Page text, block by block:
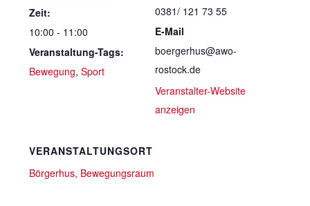
Zeit:
10:00 - 11:00
Veranstaltung-Tags:
Bewegung,Sport
0381/ 121 73 55
E-Mail
boergerhus@awo-
rostock.de
Veranstalter-Website
anzeigen
VERANSTALTUNGSORT
Börgerhus, Bewegungsraum